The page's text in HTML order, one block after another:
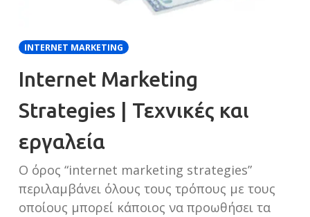
INTERNET MARKETING
Internet Marketing
Strategies | Τεχνικές και
εργαλεία
Ο όρος “internet marketing strategies”
περιλαμβάνει όλους τους τρόπους με τους
οποίους μπορεί κάποιος να προωθήσει τα